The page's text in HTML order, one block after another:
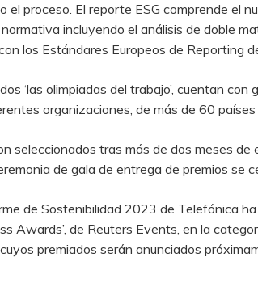
el proceso. El reporte ESG comprende el
incluyendo el análisis de doble
los Estándares Europeos de Reporting
‘las olimpiadas del trabajo’, cuentan
organizaciones, de más de 60 países
seleccionados tras más de dos meses
de gala de entrega de premios se
de Sostenibilidad 2023 de Telefónica
Awards’, de Reuters Events, en la
premiados serán anunciados